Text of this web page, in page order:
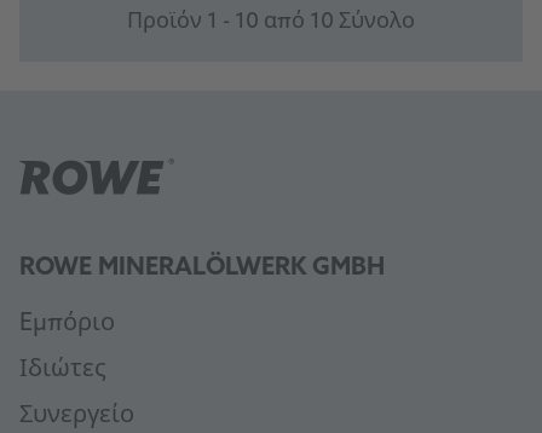
Προϊόν 1 - 10 από 10 Σύνολο
ROWE MINERALÖLWERK GMBH
Eμπόριο
Ιδιώτες
Συνεργείο